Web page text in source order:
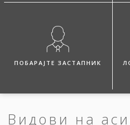
ПОБАРАЈТЕ ЗАСТАПНИК
Видови на